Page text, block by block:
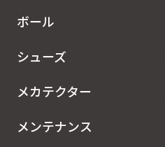
ボール
シューズ
メカテクター
メンテナンス